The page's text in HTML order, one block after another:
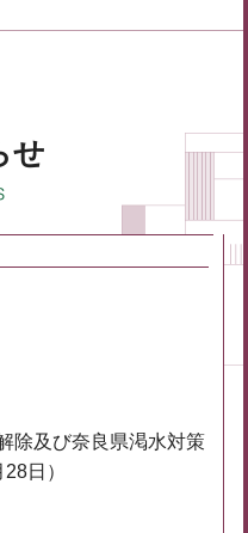
せ
除及び奈良県渇水対策
日）